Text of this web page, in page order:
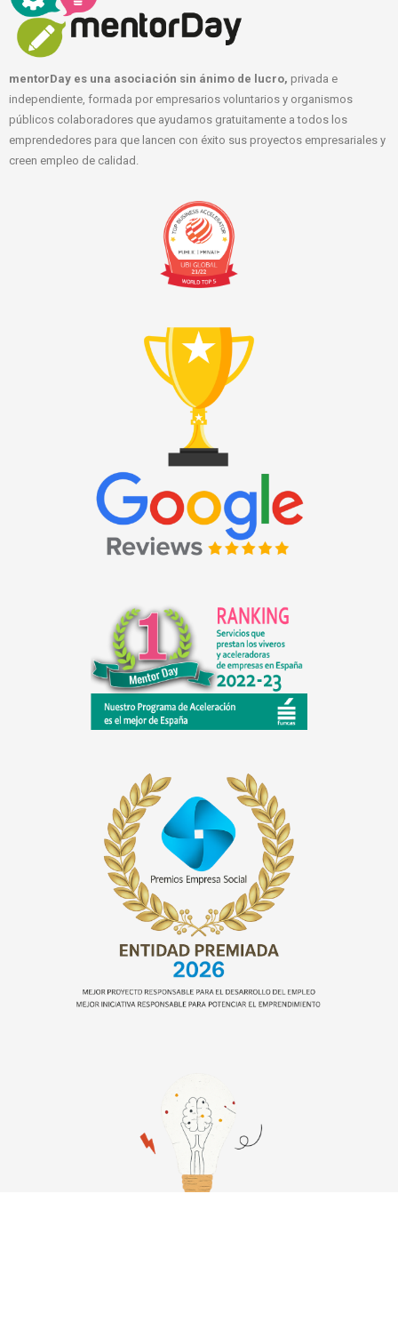
mentorDay es una asociación sin ánimo de lucro, privada e
independiente, formada por empresarios voluntarios y organismos
públicos colaboradores que ayudamos gratuitamente a todos los
emprendedores para que lancen con éxito sus proyectos empresariales y
creen empleo de calidad.